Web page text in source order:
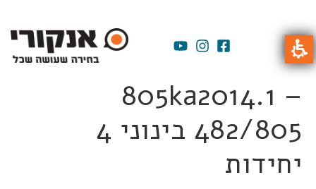
805ka2014.1 –
482/805 בינוני 4
יחידות